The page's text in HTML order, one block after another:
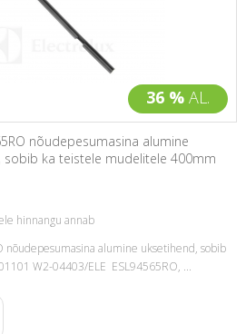
36 % AL.
nõudepesumasina alumine
sobib ka teistele mudelitele 400mm
hinnangu annab
nõudepesumasina alumine uksetihend, sobib
W2-04403/ELE ESL94565RO, ...